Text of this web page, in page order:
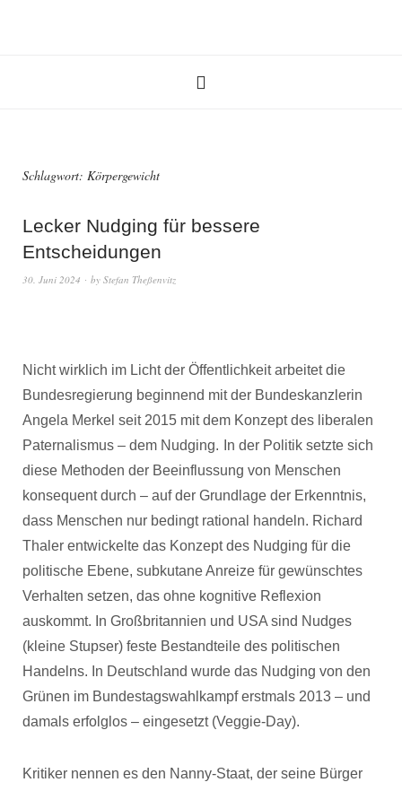
Schlagwort: Körpergewicht
Lecker Nudging für bessere
Entscheidungen
30. Juni 2024 by Stefan Theßenvitz
Nicht wirklich im Licht der Öffentlichkeit arbeitet die
Bundesregierung beginnend mit der Bundeskanzlerin
Angela Merkel seit 2015 mit dem Konzept des liberalen
Paternalismus – dem Nudging.
In der Politik setzte sich
diese Methoden der Beeinflussung von Menschen
konsequent durch – auf der Grundlage der Erkenntnis,
dass Menschen nur bedingt rational handeln. Richard
Thaler entwickelte das Konzept des Nudging für die
politische Ebene, subkutane Anreize für gewünschtes
Verhalten setzen, das ohne kognitive Reflexion
auskommt. In Großbritannien und USA sind Nudges
(kleine Stupser) feste Bestandteile des politischen
Handelns. In Deutschland wurde das Nudging von den
Grünen im Bundestagswahlkampf erstmals 2013 – und
damals erfolglos – eingesetzt (Veggie-Day).
Kritiker nennen es den Nanny-Staat, der seine Bürger